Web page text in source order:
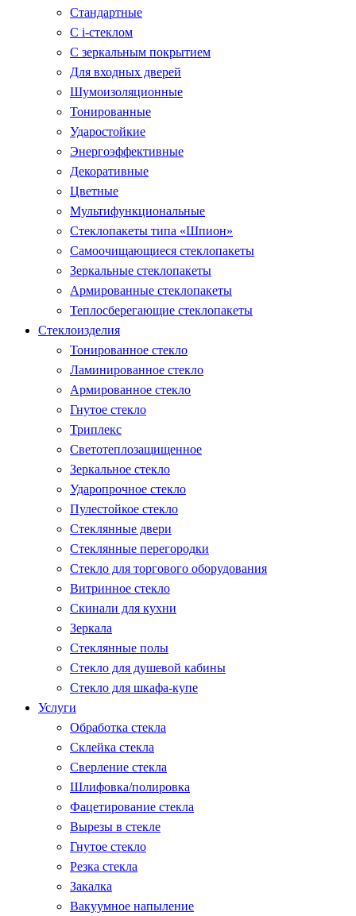
Стандартные
С i-стеклом
С зеркальным покрытием
Для входных дверей
Шумоизоляционные
Тонированные
Ударостойкие
Энергоэффективные
Декоративные
Цветные
Мультифункциональные
Стеклопакеты типа «Шпион»
Самоочищающиеся стеклопакеты
Зеркальные стеклопакеты
Армированные стеклопакеты
Теплосберегающие стеклопакеты
Стеклоизделия
Тонированное стекло
Ламинированное стекло
Армированное стекло
Гнутое стекло
Триплекс
Светотеплозащищенное
Зеркальное стекло
Ударопрочное стекло
Пулестойкое стекло
Стеклянные двери
Стеклянные перегородки
Стекло для торгового оборудования
Витринное стекло
Скинали для кухни
Зеркала
Стеклянные полы
Стекло для душевой кабины
Стекло для шкафа-купе
Услуги
Обработка стекла
Склейка стекла
Сверление стекла
Шлифовка/полировка
Фацетирование стекла
Вырезы в стекле
Гнутое стекло
Резка стекла
Закалка
Вакуумное напыление